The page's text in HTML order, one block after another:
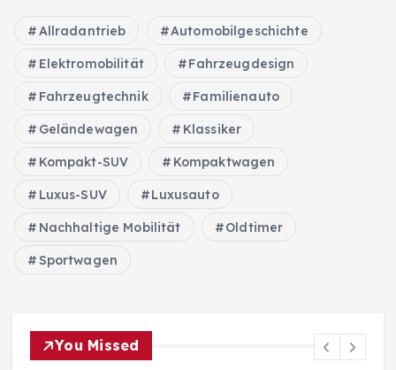
t
r
ä
g
e
Allradantrieb Automobilgeschichte
Elektromobilität Fahrzeugdesign
Fahrzeugtechnik Familienauto
Geländewagen Klassiker
Kompakt-SUV Kompaktwagen
Luxus-SUV Luxusauto
Nachhaltige Mobilität Oldtimer
Sportwagen
You Missed